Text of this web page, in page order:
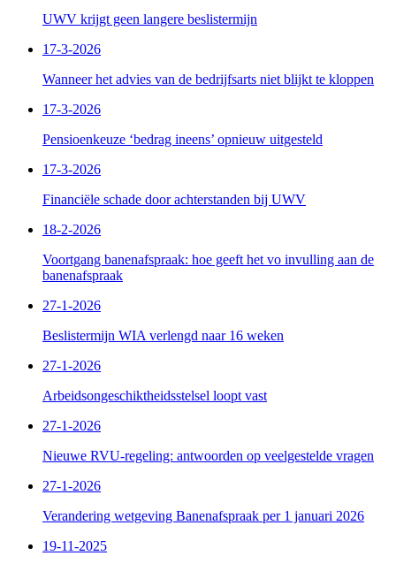
UWV krijgt geen langere beslistermijn
17-3-2026
Wanneer het advies van de bedrijfsarts niet blijkt te kloppen
17-3-2026
Pensioenkeuze ‘bedrag ineens’ opnieuw uitgesteld
17-3-2026
Financiële schade door achterstanden bij UWV
18-2-2026
Voortgang banenafspraak: hoe geeft het vo invulling aan de
banenafspraak
27-1-2026
Beslistermijn WIA verlengd naar 16 weken
27-1-2026
Arbeidsongeschiktheidsstelsel loopt vast
27-1-2026
Nieuwe RVU-regeling: antwoorden op veelgestelde vragen
27-1-2026
Verandering wetgeving Banenafspraak per 1 januari 2026
19-11-2025